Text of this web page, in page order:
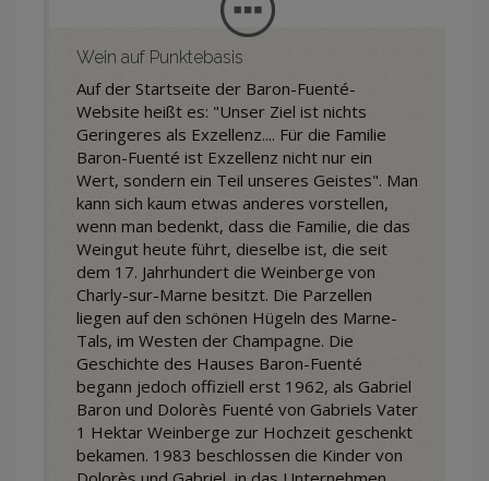
Wein auf Punktebasis
Auf der Startseite der Baron-Fuenté-
Website heißt es: "Unser Ziel ist nichts
Geringeres als Exzellenz.... Für die Familie
Baron-Fuenté ist Exzellenz nicht nur ein
Wert, sondern ein Teil unseres Geistes". Man
kann sich kaum etwas anderes vorstellen,
wenn man bedenkt, dass die Familie, die das
Weingut heute führt, dieselbe ist, die seit
dem 17. Jahrhundert die Weinberge von
Charly-sur-Marne besitzt. Die Parzellen
liegen auf den schönen Hügeln des Marne-
Tals, im Westen der Champagne. Die
Geschichte des Hauses Baron-Fuenté
begann jedoch offiziell erst 1962, als Gabriel
Baron und Dolorès Fuenté von Gabriels Vater
1 Hektar Weinberge zur Hochzeit geschenkt
bekamen. 1983 beschlossen die Kinder von